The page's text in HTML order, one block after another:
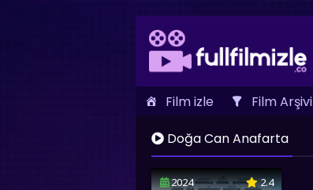
Film izle Film Arşivi
İletişim
Doğa Can Anafarta
2024 2.4